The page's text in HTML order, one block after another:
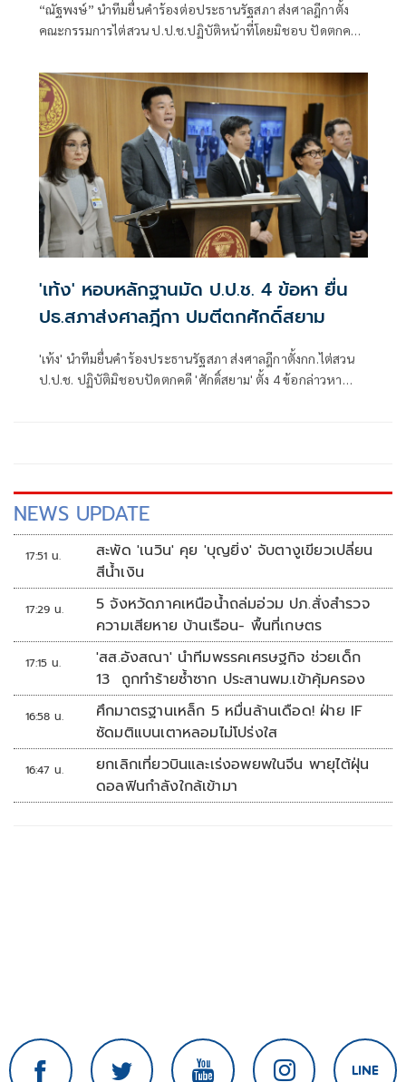
“ณัฐพงษ์” นำทีมยื่นคำร้องต่อประธานรัฐสภา ส่งศาลฎีกาตั้ง
คณะกรรมการไต่สวน ป.ป.ช.ปฏิบัติหน้าที่โดยมิชอบ ปัดตกคดี
เรื่องเร็ว “นันทนา” ต้องลบครหาระบอบสีน้ำเงิน “ศรีสุวรรณ”
ยื่นฟัน “ไชยชนก” ผุดโครงการ TH-AI Passport
'เท้ง' หอบหลักฐานมัด ป.ป.ช. 4 ข้อหา ยื่น
ปธ.สภาส่งศาลฎีกา ปมตีตกศักดิ์สยาม
'เท้ง' นำทีมยื่นคำร้องประธานรัฐสภา ส่งศาลฎีกาตั้งกก.ไต่สวน
ป.ป.ช. ปฏิบัติมิชอบปัดตกคดี 'ศักดิ์สยาม' ตั้ง 4 ข้อกล่าวหา
NEWS UPDATE
17:51 น.
สะพัด 'เนวิน' คุย 'บุญยิ่ง' จับตางูเขียวเปลี่ยน
สีน้ำเงิน
17:29 น.
5 จังหวัดภาคเหนือน้ำถล่มอ่วม ปภ.สั่งสำรวจ
ความเสียหาย บ้านเรือน- พื้นที่เกษตร
17:15 น.
'สส.อังสณา' นำทีมพรรคเศรษฐกิจ ช่วยเด็ก
13 ถูกทำร้ายซ้ำซาก ประสานพม.เข้าคุ้มครอง
16:58 น.
ศึกมาตรฐานเหล็ก 5 หมื่นล้านเดือด! ฝ่าย IF
ซัดมติแบนเตาหลอมไม่โปร่งใส
16:47 น.
ยกเลิกเที่ยวบินและเร่งอพยพในจีน พายุไต้ฝุ่น
ดอลฟินกำลังใกล้เข้ามา